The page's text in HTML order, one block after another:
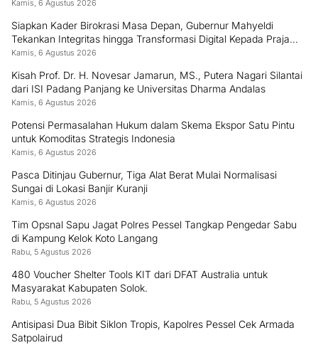
Kamis, 6 Agustus 2026
Siapkan Kader Birokrasi Masa Depan, Gubernur Mahyeldi
Tekankan Integritas hingga Transformasi Digital Kepada Praja
IPDN Asal Sumbar
Kamis, 6 Agustus 2026
Kisah Prof. Dr. H. Novesar Jamarun, MS., Putera Nagari Silantai
dari ISI Padang Panjang ke Universitas Dharma Andalas
Kamis, 6 Agustus 2026
Potensi Permasalahan Hukum dalam Skema Ekspor Satu Pintu
untuk Komoditas Strategis Indonesia
Kamis, 6 Agustus 2026
Pasca Ditinjau Gubernur, Tiga Alat Berat Mulai Normalisasi
Sungai di Lokasi Banjir Kuranji
Kamis, 6 Agustus 2026
Tim Opsnal Sapu Jagat Polres Pessel Tangkap Pengedar Sabu
di Kampung Kelok Koto Langang
Rabu, 5 Agustus 2026
480 Voucher Shelter Tools KIT dari DFAT Australia untuk
Masyarakat Kabupaten Solok.
Rabu, 5 Agustus 2026
Antisipasi Dua Bibit Siklon Tropis, Kapolres Pessel Cek Armada
Satpolairud